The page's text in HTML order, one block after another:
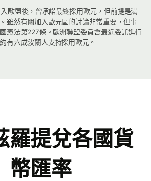
歐盟後，曾承諾最終採用歐元，但前提是滿
雖然有關加入歐元區的討論非常重要，但事
憲法第227條。歐洲聯盟委員會最近委託進行
有六成波蘭人支持採用歐元。
羅提兌各國貨
幣匯率